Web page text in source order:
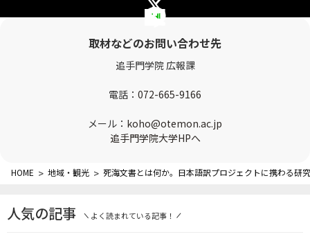
FOLLOW US
取材などのお問い合わせ先
追手門学院 広報課
電話： 072-665-9166
メール： koho@otemon.ac.jp
追手門学院大学HPへ
HOME > 地域・観光 > 死海文書とは何か。日本語訳プロジェクトに携わる研
人気の記事 よく読まれている記事！